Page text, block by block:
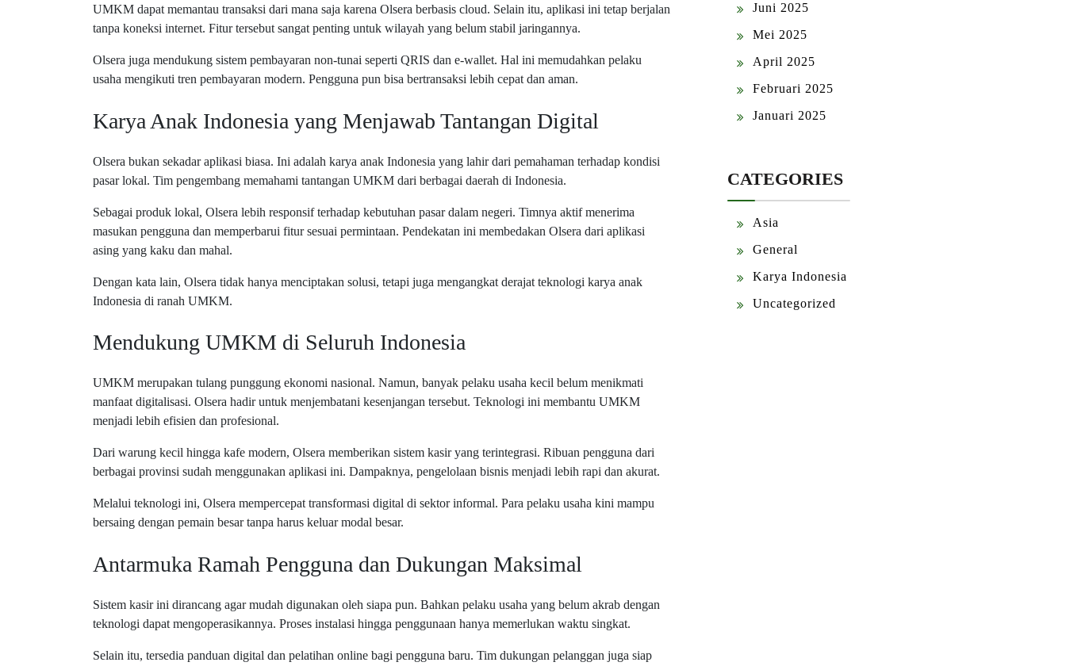
UMKM dapat memantau transaksi dari mana saja karena Olsera berbasis cloud. Selain itu, aplikasi ini tetap berjalan
tanpa koneksi internet. Fitur tersebut sangat penting untuk wilayah yang belum stabil jaringannya.
Olsera juga mendukung sistem pembayaran non-tunai seperti QRIS dan e-wallet. Hal ini memudahkan pelaku
usaha mengikuti tren pembayaran modern. Pengguna pun bisa bertransaksi lebih cepat dan aman.
Karya Anak Indonesia yang Menjawab Tantangan Digital
Olsera bukan sekadar aplikasi biasa. Ini adalah karya anak Indonesia yang lahir dari pemahaman terhadap kondisi
pasar lokal. Tim pengembang memahami tantangan UMKM dari berbagai daerah di Indonesia.
Sebagai produk lokal, Olsera lebih responsif terhadap kebutuhan pasar dalam negeri. Timnya aktif menerima
masukan pengguna dan memperbarui fitur sesuai permintaan. Pendekatan ini membedakan Olsera dari aplikasi
asing yang kaku dan mahal.
Dengan kata lain, Olsera tidak hanya menciptakan solusi, tetapi juga mengangkat derajat teknologi karya anak
Indonesia di ranah UMKM.
Mendukung UMKM di Seluruh Indonesia
UMKM merupakan tulang punggung ekonomi nasional. Namun, banyak pelaku usaha kecil belum menikmati
manfaat digitalisasi. Olsera hadir untuk menjembatani kesenjangan tersebut. Teknologi ini membantu UMKM
menjadi lebih efisien dan profesional.
Dari warung kecil hingga kafe modern, Olsera memberikan sistem kasir yang terintegrasi. Ribuan pengguna dari
berbagai provinsi sudah menggunakan aplikasi ini. Dampaknya, pengelolaan bisnis menjadi lebih rapi dan akurat.
Melalui teknologi ini, Olsera mempercepat transformasi digital di sektor informal. Para pelaku usaha kini mampu
bersaing dengan pemain besar tanpa harus keluar modal besar.
Antarmuka Ramah Pengguna dan Dukungan Maksimal
Sistem kasir ini dirancang agar mudah digunakan oleh siapa pun. Bahkan pelaku usaha yang belum akrab dengan
teknologi dapat mengoperasikannya. Proses instalasi hingga penggunaan hanya memerlukan waktu singkat.
Selain itu, tersedia panduan digital dan pelatihan online bagi pengguna baru. Tim dukungan pelanggan juga siap
Juni 2025
Mei 2025
April 2025
Februari 2025
Januari 2025
CATEGORIES
Asia
General
Karya Indonesia
Uncategorized